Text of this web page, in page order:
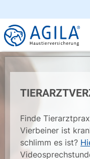
Finde
Vierbeiner ist
schlimm es ist?
×
AGILA
Gratis - Im Play